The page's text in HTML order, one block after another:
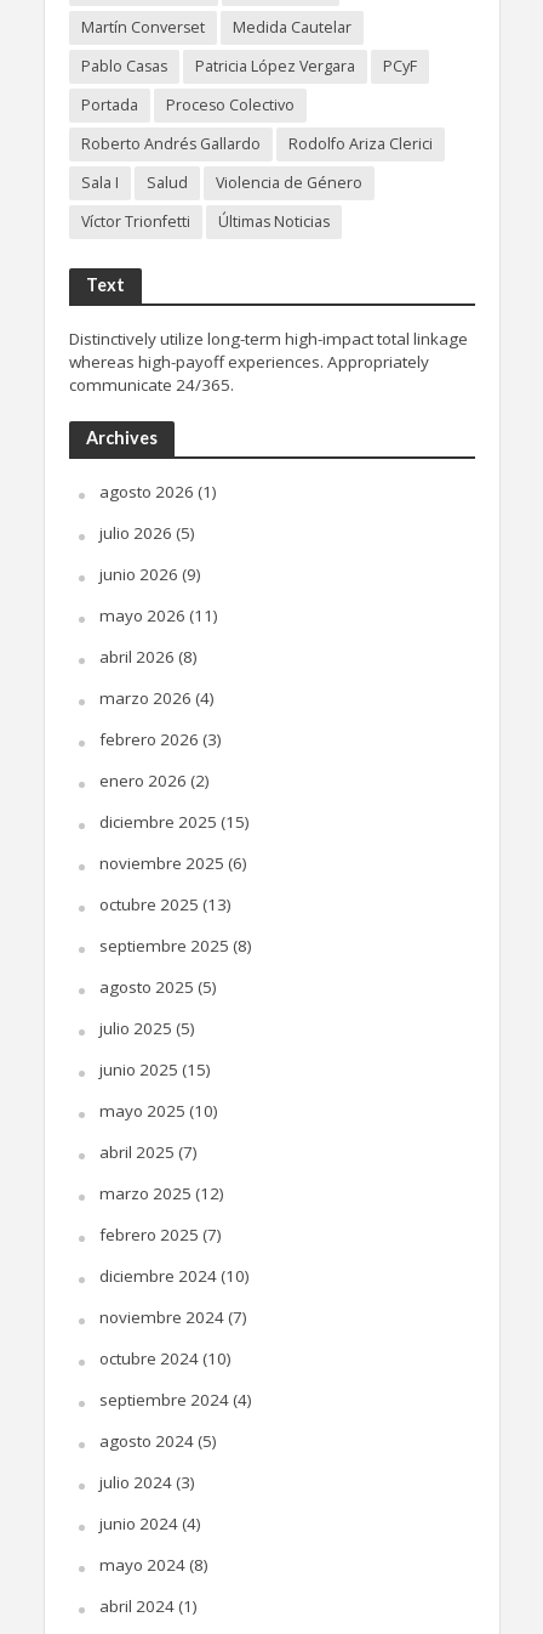
Martín Converset
Medida Cautelar
Pablo Casas
Patricia López Vergara
PCyF
Portada
Proceso Colectivo
Roberto Andrés Gallardo
Rodolfo Ariza Clerici
Sala I
Salud
Violencia de Género
Víctor Trionfetti
Últimas Noticias
Text
Distinctively utilize long-term high-impact total linkage
whereas high-payoff experiences. Appropriately
communicate 24/365.
Archives
agosto 2026 (1)
julio 2026 (5)
junio 2026 (9)
mayo 2026 (11)
abril 2026 (8)
marzo 2026 (4)
febrero 2026 (3)
enero 2026 (2)
diciembre 2025 (15)
noviembre 2025 (6)
octubre 2025 (13)
septiembre 2025 (8)
agosto 2025 (5)
julio 2025 (5)
junio 2025 (15)
mayo 2025 (10)
abril 2025 (7)
marzo 2025 (12)
febrero 2025 (7)
diciembre 2024(10)
noviembre 2024(7)
octubre 2024(10)
septiembre 2024(4)
agosto 2024(5)
julio 2024(3)
junio 2024(4)
mayo 2024(8)
abril 2024(1)